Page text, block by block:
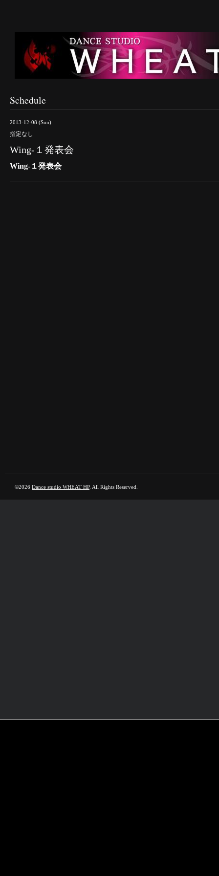
Schedule
2013-12-08 (Sun)
指定なし
Wing-１発表会
Wing-１発表会
©2026 Dance studio WHEAT HP. All Rights Reserved.